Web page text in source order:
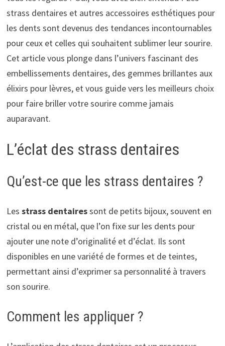
strass dentaires et autres accessoires esthétiques pour
les dents sont devenus des tendances incontournables
pour ceux et celles qui souhaitent sublimer leur sourire.
Cet article vous plonge dans l’univers fascinant des
embellissements dentaires, des gemmes brillantes aux
élixirs pour lèvres, et vous guide vers les meilleurs choix
pour faire briller votre sourire comme jamais
auparavant.
L’éclat des strass dentaires
Qu’est-ce que les strass dentaires ?
Les strass dentairessont de petits bijoux, souvent en
cristal ou en métal, que l’on fixe sur les dents pour
ajouter une note d’originalité et d’éclat. Ils sont
disponibles en une variété de formes et de teintes,
permettant ainsi d’exprimer sa personnalité à travers
son sourire.
Comment les appliquer ?